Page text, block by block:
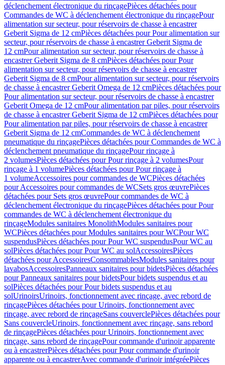
déclenchement électronique du rinçagePièces détachées pour
Commandes de WC à déclenchement électronique du rinçagePour
alimentation sur secteur, pour réservoirs de chasse à encastrer
Geberit Sigma de 12 cmPièces détachées pour Pour alimentation sur
secteur, pour réservoirs de chasse à encastrer Geberit Sigma de
12 cmPour alimentation sur secteur, pour réservoirs de chasse à
encastrer Geberit Sigma de 8 cmPièces détachées pour Pour
alimentation sur secteur, pour réservoirs de chasse à encastrer
Geberit Sigma de 8 cmPour alimentation sur secteur, pour réservoirs
de chasse à encastrer Geberit Omega de 12 cmPièces détachées pour
Pour alimentation sur secteur, pour réservoirs de chasse à encastrer
Geberit Omega de 12 cmPour alimentation par piles, pour réservoirs
de chasse à encastrer Geberit Sigma de 12 cmPièces détachées pour
Pour alimentation par piles, pour réservoirs de chasse à encastrer
Geberit Sigma de 12 cmCommandes de WC à déclenchement
pneumatique du rinçagePièces détachées pour Commandes de WC à
déclenchement pneumatique du rinçagePour rinçage à
2 volumesPièces détachées pour Pour rinçage à 2 volumesPour
rinçage à 1 volumePièces détachées pour Pour rinçage à
1 volumeAccessoires pour commandes de WCPièces détachées
pour Accessoires pour commandes de WCSets gros œuvrePièces
détachées pour Sets gros œuvrePour commandes de WC à
déclenchement électronique du rinçagePièces détachées pour Pour
commandes de WC à déclenchement électronique du
rinçageModules sanitaires MonolithModules sanitaires pour
WCPièces détachées pour Modules sanitaires pour WCPour WC
suspendusPièces détachées pour Pour WC suspendusPour WC au
solPièces détachées pour Pour WC au solAccessoiresPièces
détachées pour AccessoiresConsommablesModules sanitaires pour
lavabosAccessoiresPanneaux sanitaires pour bidetsPièces détachées
pour Panneaux sanitaires pour bidetsPour bidets suspendus et au
solPièces détachées pour Pour bidets suspendus et au
solUrinoirsUrinoirs, fonctionnement avec rinçage, avec rebord de
rinçagePièces détachées pour Urinoirs, fonctionnement avec
rinçage, avec rebord de rinçageSans couverclePièces détachées pour
Sans couvercleUrinoirs, fonctionnement avec rinçage, sans rebord
de rinçagePièces détachées pour Urinoirs, fonctionnement avec
rinçage, sans rebord de rinçagePour commande d'urinoir apparente
ou à encastrerPièces détachées pour Pour commande d'urinoir
apparente ou à encastrerAvec commande d'urinoir intégréePièces